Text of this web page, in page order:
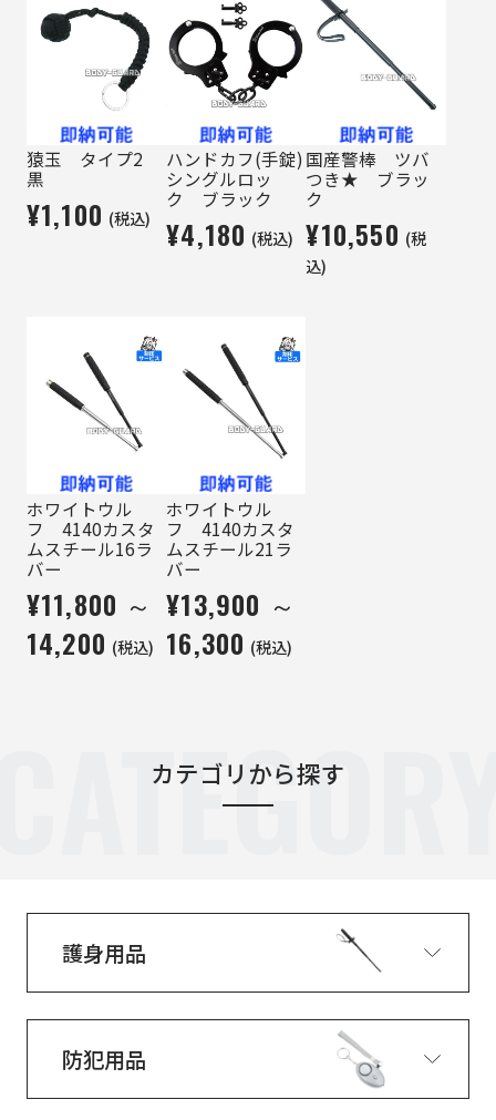
猿玉 タイプ2
黒
¥1,100 (税込)
ハンドカフ(手錠)
シングルロッ
ク ブラック
¥4,180 (税込)
国産警棒 ツバ
つき★ ブラッ
ク
¥10,550 (税
込)
ホワイトウル
フ 4140カスタ
ムスチール16ラ
バー
¥11,800 ～
14,200 (税込)
ホワイトウル
フ 4140カスタ
ムスチール21ラ
バー
¥13,900 ～
16,300 (税込)
カテゴリから探す
護身用品
防犯用品